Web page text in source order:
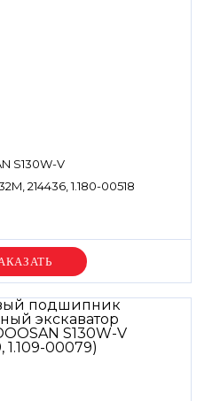
S130W-V
214436, 1.180-00518
цену